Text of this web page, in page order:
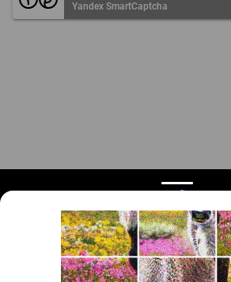
Yandex SmartCaptcha
Поиск запчастей О